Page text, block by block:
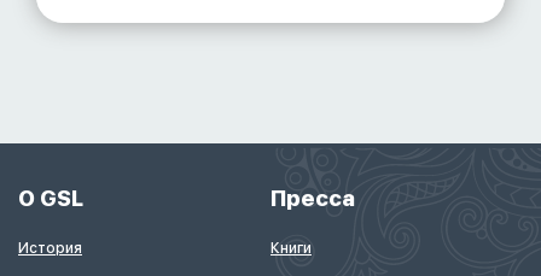
О GSL
История
Пресса
Книги